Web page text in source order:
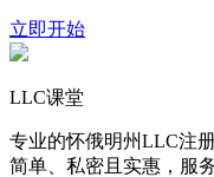
立即开始
LLC课堂
专业的怀俄明州LLC注
简单、私密且实惠，服